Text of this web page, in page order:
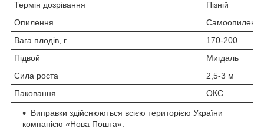
Термін дозрівання
Пізній
Опилення
Вага плодів, г
170-200
Підвой
Мигдаль
Сила роста
2,5-3 м
Паковання
ОКС
Виправки здійснюються всією територією України
компанією «Нова Пошта».